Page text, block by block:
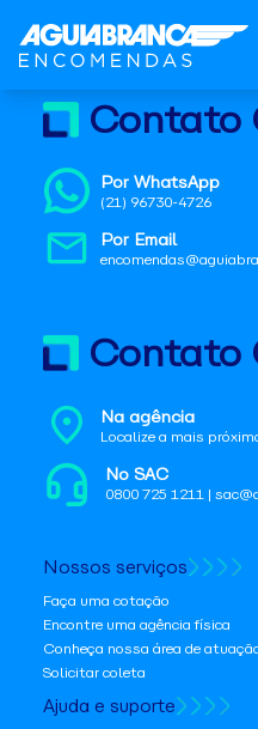
Contato
Por WhatsApp
(21) 96730-4726
Por Email
Contato
Na agência
Localize a mais
No SAC
0800 725 1211 |
Nossos serviços
Faça uma cotação
Encontre uma agência física
Conheça nossa área de
Solicitar coleta
Ajuda e suporte